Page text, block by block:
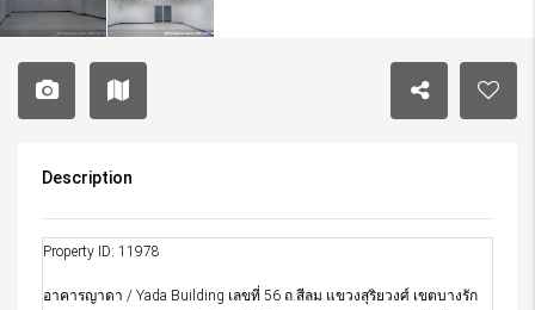
Description
Property ID: 11978
อาคารญาดา / Yada Building เลขที่ 56 ถ.สีลม แขวงสุริยวงศ์ เขตบางรัก